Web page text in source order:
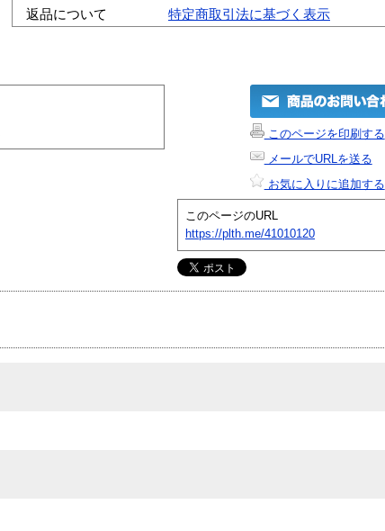
返品について
特定商取引法に基づく表示
このページを印刷する
メールでURLを送る
お気に入りに追加する
このページのURL
https://plth.me/41010120